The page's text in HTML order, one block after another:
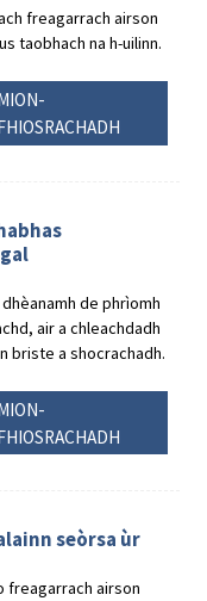
freagarrach airson
taobhach na h-uilinn.
de phrìomh
air a chleachdadh
briste a shocrachadh.
seòrsa ùr
freagarrach airson